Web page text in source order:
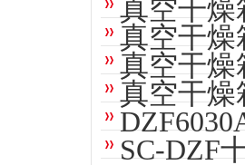
真空干燥
真空干燥
真空干燥
真空干燥
SC-DZF